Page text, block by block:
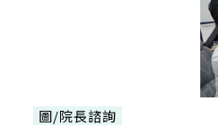
圖/院長諮詢